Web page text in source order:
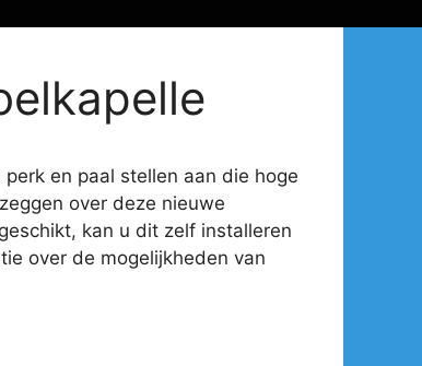
en paal stellen aan die hoge
over deze nieuwe
kan u dit zelf installeren
over de mogelijkheden van